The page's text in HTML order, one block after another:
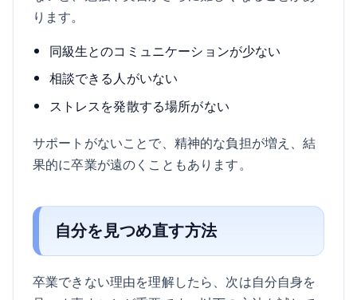
ります。
同級生とのコミュニケーションが少ない
相談できる人がいない
ストレスを発散する場所がない
サポートがないことで、精神的な負担が増え、結
果的に卒業が遠のくこともあります。
自分を見つめ直す方法
卒業できない理由を理解したら、次は自分自身を